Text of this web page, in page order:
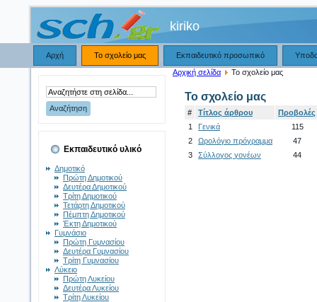
kiriko
Αρχή Το σχολείο μας Εκπαιδευτικό προσωπικό
Εκπαιδευτικό υλικό
Δημοτικό
Πρώτη Δημοτικού
Δευτέρα Δημοτικού
Τρίτη Δημοτικού
Τετάρτη Δημοτικού
Πέμπτη Δημοτικού
Έκτη Δημοτικού
Γυμνάσιο
Πρώτη Γυμνασίου
Δευτέρα Γυμνασίου
Τρίτη Γυμνασίου
Λύκειο
Πρώτη Λυκείου
Δευτέρα Λυκείου
Τρίτη Λυκείου
Αρχική σελίδα Το σχολείο μας
Το σχολείο μας
# Τίτλος άρθρου
Προβολές
1
Γενικά
115
2
Ωρολόγιο πρόγραμμα
47
3
Σύλλογος γονέων 44